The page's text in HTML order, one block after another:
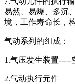
易然、易爆、多沉
境，工作寿命长，
气动系列的组成：
1.气压发生装置-----
2.气动执行元件